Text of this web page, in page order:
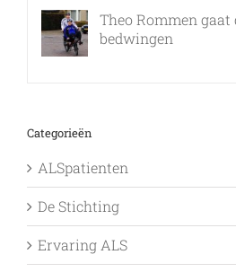
Theo Rommen
bedwingen
Categorieën
ALSpatienten
De Stichting
Ervaring ALS